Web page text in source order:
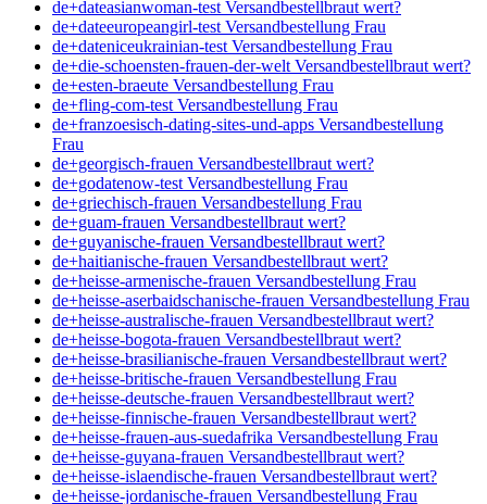
de+dateasianwoman-test Versandbestellbraut wert?
de+dateeuropeangirl-test Versandbestellung Frau
de+dateniceukrainian-test Versandbestellung Frau
de+die-schoensten-frauen-der-welt Versandbestellbraut wert?
de+esten-braeute Versandbestellung Frau
de+fling-com-test Versandbestellung Frau
de+franzoesisch-dating-sites-und-apps Versandbestellung
Frau
de+georgisch-frauen Versandbestellbraut wert?
de+godatenow-test Versandbestellung Frau
de+griechisch-frauen Versandbestellung Frau
de+guam-frauen Versandbestellbraut wert?
de+guyanische-frauen Versandbestellbraut wert?
de+haitianische-frauen Versandbestellbraut wert?
de+heisse-armenische-frauen Versandbestellung Frau
de+heisse-aserbaidschanische-frauen Versandbestellung Frau
de+heisse-australische-frauen Versandbestellbraut wert?
de+heisse-bogota-frauen Versandbestellbraut wert?
de+heisse-brasilianische-frauen Versandbestellbraut wert?
de+heisse-britische-frauen Versandbestellung Frau
de+heisse-deutsche-frauen Versandbestellbraut wert?
de+heisse-finnische-frauen Versandbestellbraut wert?
de+heisse-frauen-aus-suedafrika Versandbestellung Frau
de+heisse-guyana-frauen Versandbestellbraut wert?
de+heisse-islaendische-frauen Versandbestellbraut wert?
de+heisse-jordanische-frauen Versandbestellung Frau